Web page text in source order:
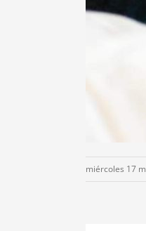
miércoles 17